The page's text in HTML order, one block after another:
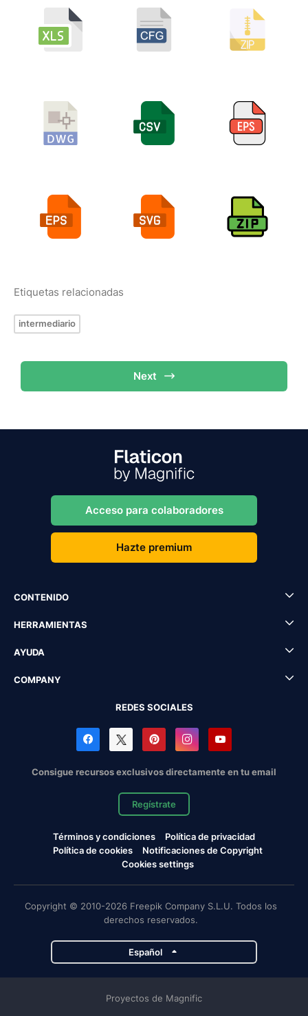
Etiquetas relacionadas
intermediario
Next
Acceso para colaboradores
Hazte premium
CONTENIDO
HERRAMIENTAS
AYUDA
COMPANY
REDES SOCIALES
Consigue recursos exclusivos directamente en tu email
Regístrate
Términos y condiciones
Política de privacidad
Política de cookies
Notificaciones de Copyright
Cookies settings
Copyright © 2010-2026 Freepik Company S.L.U. Todos los
derechos reservados.
Español
Proyectos de Magnific